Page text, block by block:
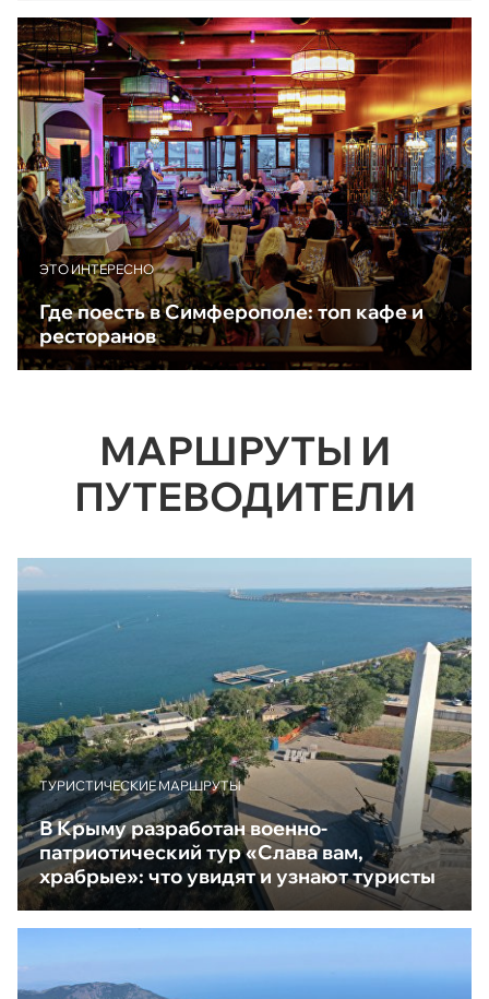
ЭТО ИНТЕРЕСНО
Где поесть в Симферополе: топ кафе и
ресторанов
МАРШРУТЫ И
ПУТЕВОДИТЕЛИ
ТУРИСТИЧЕСКИЕ МАРШРУТЫ
В Крыму разработан военно-
патриотический тур «Слава вам,
храбрые»: что увидят и узнают туристы